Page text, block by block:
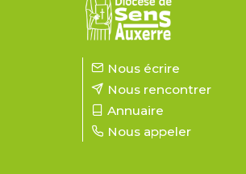
Nous écrire
Nous rencontrer
Annuaire
Nous appeler